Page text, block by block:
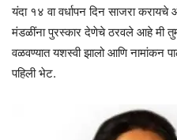
यंदा १४ वा वर्धापन दिन साजरा करायचे
मंडळींना पुरस्कार देणेचे ठरवले आहे मी
वळवण्यात यशस्वी झालो आणि नामांकन
पहिली भेट.